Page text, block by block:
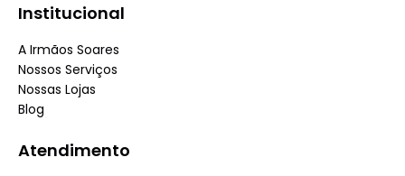
Institucional
A Irmãos Soares
Nossos Serviços
Nossas Lojas
Blog
Atendimento